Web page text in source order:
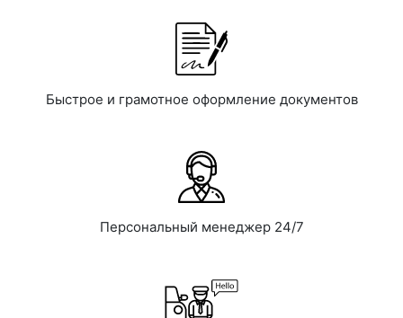
Быстрое и грамотное оформление документов
Персональный менеджер 24/7